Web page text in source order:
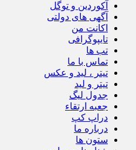
آکوردین و توگل
آگهی های دولتی
اکانت من
تایپوگرافی
تب ها
تماس با ما
تیتر ، لید و عکس
تیتر و لید
جدول لیگ
جعبه ارتقاء
دراپ کپ
درباره ما
ستون ها